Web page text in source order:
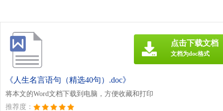
《人生名言语句（精选40句）.doc》
将本文的Word文档下载到电脑，方便收藏和打印
推荐度：
点击下载文档
文档为doc格式